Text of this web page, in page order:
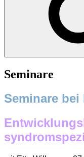
Seminare
Seminare bei